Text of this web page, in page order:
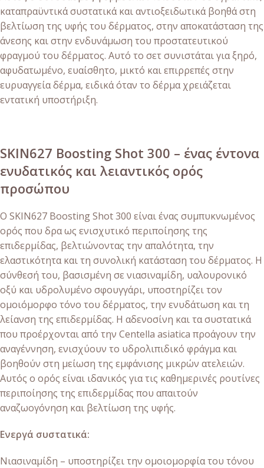
καταπραϋντικά συστατικά και αντιοξειδωτικά βοηθά στη
βελτίωση της υφής του δέρματος, στην αποκατάσταση της
άνεσης και στην ενδυνάμωση του προστατευτικού
φραγμού του δέρματος. Αυτό το σετ συνιστάται για ξηρό,
αφυδατωμένο, ευαίσθητο, μικτό και επιρρεπές στην
ευρυαγγεία δέρμα, ειδικά όταν το δέρμα χρειάζεται
εντατική υποστήριξη.
SKIN627 Boosting Shot 300 – ένας έντονα
ενυδατικός και λειαντικός ορός
προσώπου
Ο SKIN627 Boosting Shot 300 είναι ένας συμπυκνωμένος
ορός που δρα ως ενισχυτικό περιποίησης της
επιδερμίδας, βελτιώνοντας την απαλότητα, την
ελαστικότητα και τη συνολική κατάσταση του δέρματος. Η
σύνθεσή του, βασισμένη σε νιασιναμίδη, υαλουρονικό
οξύ και υδρολυμένο σφουγγάρι, υποστηρίζει τον
ομοιόμορφο τόνο του δέρματος, την ενυδάτωση και τη
λείανση της επιδερμίδας. Η αδενοσίνη και τα συστατικά
που προέρχονται από την Centella asiatica προάγουν την
αναγέννηση, ενισχύουν το υδρολιπιδικό φράγμα και
βοηθούν στη μείωση της εμφάνισης μικρών ατελειών.
Αυτός ο ορός είναι ιδανικός για τις καθημερινές ρουτίνες
περιποίησης της επιδερμίδας που απαιτούν
αναζωογόνηση και βελτίωση της υφής.
Ενεργά συστατικά:
Nιασιναμίδη – υποστηρίζει την ομοιομορφία του τόνου